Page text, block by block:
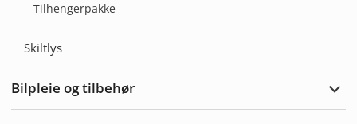
Tilhengerpakke
Skiltlys
Bilpleie og tilbehør
Utvid